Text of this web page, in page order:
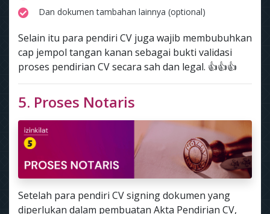
Dan dokumen tambahan lainnya (optional)
Selain itu para pendiri CV juga wajib membubuhkan
cap jempol tangan kanan sebagai bukti validasi
proses pendirian CV secara sah dan legal. 👍👍👍
5. Proses Notaris
Setelah para pendiri CV signing dokumen yang
diperlukan dalam pembuatan Akta Pendirian CV,